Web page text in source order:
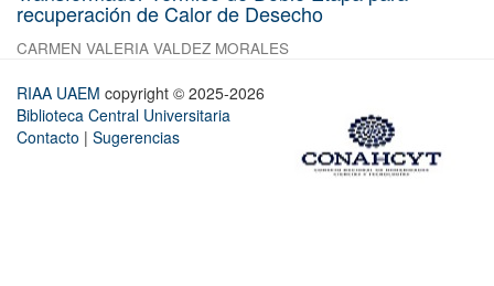
recuperación de Calor de Desecho
CARMEN VALERIA VALDEZ MORALES
RIAA UAEM copyright © 2025-2026
Biblioteca Central Universitaria
Contacto | Sugerencias